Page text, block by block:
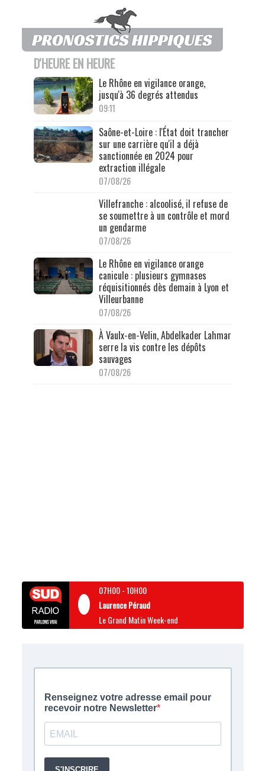
D'HEURE EN HEURE
Le Rhône en vigilance orange,
jusqu'à 36 degrés attendus
09:11
Saône-et-Loire : l'État doit trancher
sur une carrière qu'il a déjà
sanctionnée en 2024 pour
extraction illégale
07/08/26
Villefranche : alcoolisé, il refuse de
se soumettre à un contrôle et mord
un gendarme
07/08/26
Le Rhône en vigilance orange
canicule : plusieurs gymnases
réquisitionnés dès demain à Lyon et
Villeurbanne
07/08/26
À Vaulx-en-Velin, Abdelkader Lahmar
serre la vis contre les dépôts
sauvages
07/08/26
07H00-10H00
Laurence Péraud
Le Grand Matin Week-end